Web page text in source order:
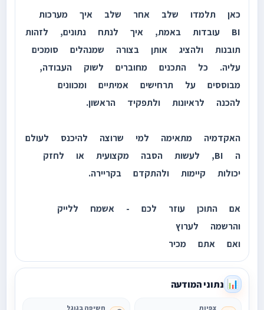
כאן תלמדו שלב אחר שלב איך מערכות
BI עובדות באמת, איך לנתח נתונים, לזהות
תובנות ולהציג אותן בצורה שמנהלים סומכים
עליה. כל התכנים מחוברים לשוק העבודה,
מבוססים על תרחישים אמיתיים ומכוונים
להכנה לראיונות ולתפקיד הראשון.
האקדמיה מתאימה למי שרוצה להיכנס לעולם
ה BI, לעשות הסבה מקצועית או לחזק
יכולות קיימות ולהתקדם בקריירה.
אם התוכן עוזר לכם - אשמח ללייק
והרשמה לערוץ
ואם אתם מכיר
📊 נתוני המודעה
צפיות חשיפה בגוגל